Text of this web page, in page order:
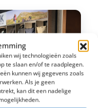
wij technologieën zoals
te slaan en/of te raadplegen.
kunnen wij gegevens zoals
Als je geen
kan dit een nadelige